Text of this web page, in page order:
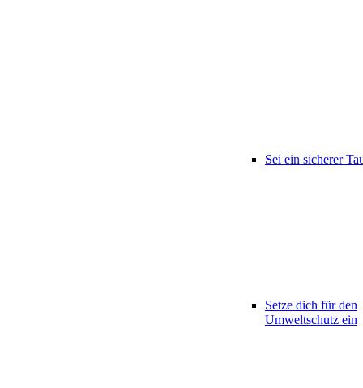
Sei ein sicherer
Setze dich für den
Umweltschutz ein